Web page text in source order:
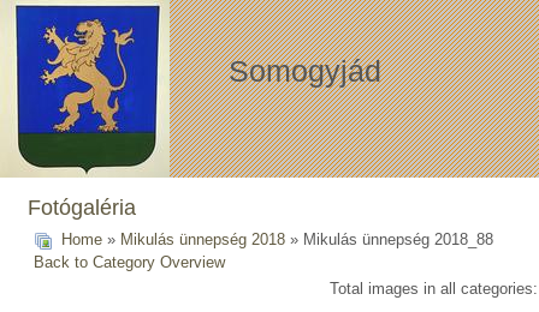
Somogyjád
Fotógaléria
Home » Mikulás ünnepség 2018 » Mikulás ünnepség 2018_88
Back to Category Overview
Total images in all